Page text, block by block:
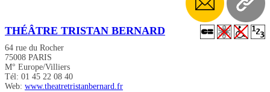
THÉÂTRE TRISTAN BERNARD
64 rue du Rocher
75008 PARIS
M° Europe/Villiers
Tél: 01 45 22 08 40
Web: www.theatretristanbernard.fr